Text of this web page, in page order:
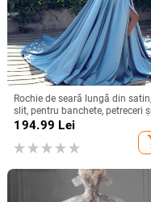
Rochie de seară lungă din
slit, pentru banchete, petreceri și
evenimente formale
194.99 Lei